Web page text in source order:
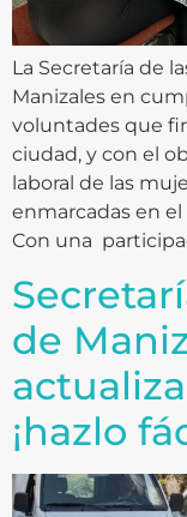
La Secretaría de
Manizales en
voluntades que
ciudad, y con el
laboral de las
enmarcadas en
Con una
de
¡hazlo